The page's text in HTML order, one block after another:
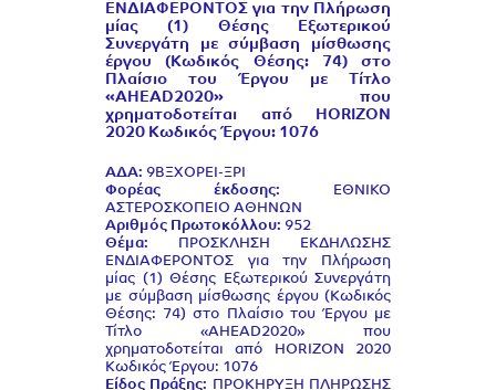
ΕΝΔΙΑΦΕΡΟΝΤΟΣ για την Πλήρωση
μίας (1) Θέσης Εξωτερικού
Συνεργάτη με σύμβαση μίσθωσης
έργου (Κωδικός Θέσης: 74) στο
Πλαίσιο του Έργου με Τίτλο
«AΗΕΑD2020» που
χρηματοδοτείται από HORIZON
2020 Κωδικός Έργου: 1076
ΑΔΑ: 9ΒΞΧΟΡΕΙ-ΞΡΙ
Φορέας έκδοσης: ΕΘΝΙΚΟ
ΑΣΤΕΡΟΣΚΟΠΕΙΟ ΑΘΗΝΩΝ
Αριθμός Πρωτοκόλλου: 952
Θέμα: ΠΡΟΣΚΛΗΣΗ ΕΚΔΗΛΩΣΗΣ
ΕΝΔΙΑΦΕΡΟΝΤΟΣ για την Πλήρωση
μίας (1) Θέσης Εξωτερικού Συνεργάτη
με σύμβαση μίσθωσης έργου (Κωδικός
Θέσης: 74) στο Πλαίσιο του Έργου με
Τίτλο «AΗΕΑD2020» που
χρηματοδοτείται από HORIZON 2020
Κωδικός Έργου: 1076
Είδος Πράξης: ΠΡΟΚΗΡΥΞΗ ΠΛΗΡΩΣΗΣ